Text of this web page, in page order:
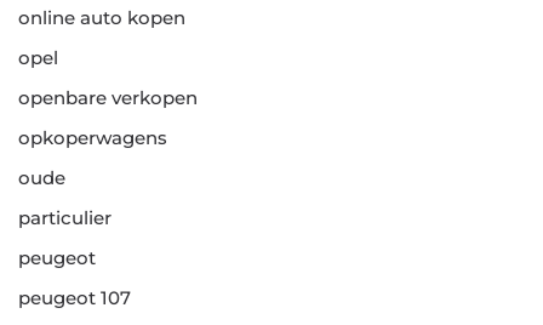
online auto kopen
opel
openbare verkopen
opkoperwagens
oude
particulier
peugeot
peugeot 107